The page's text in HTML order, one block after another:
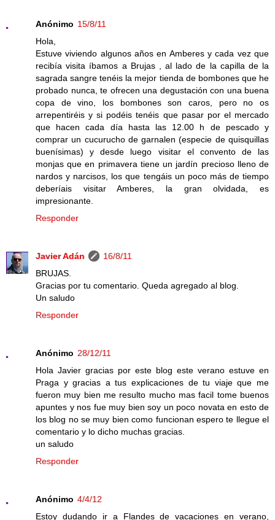
Anónimo 15/8/11
Hola,
Estuve viviendo algunos años en Amberes y cada vez que
recibía visita íbamos a Brujas , al lado de la capilla de la
sagrada sangre tenéis la mejor tienda de bombones que he
probado nunca, te ofrecen una degustación con una buena
copa de vino, los bombones son caros, pero no os
arrepentiréis y si podéis tenéis que pasar por el mercado
que hacen cada día hasta las 12.00 h de pescado y
comprar un cucurucho de garnalen (especie de quisquillas
buenísimas) y desde luego visitar el convento de las
monjas que en primavera tiene un jardín precioso lleno de
nardos y narcisos, los que tengáis un poco más de tiempo
deberíais visitar Amberes, la gran olvidada, es
impresionante.
Responder
Javier Adán
16/8/11
BRUJAS.
Gracias por tu comentario. Queda agregado al blog.
Un saludo
Responder
Anónimo 28/12/11
Hola Javier gracias por este blog este verano estuve en
Praga y gracias a tus explicaciones de tu viaje que me
fueron muy bien me resulto mucho mas facil tome buenos
apuntes y nos fue muy bien soy un poco novata en esto de
los blog no se muy bien como funcionan espero te llegue el
comentario y lo dicho muchas gracias.
un saludo
Responder
Anónimo 4/4/12
Estoy dudando ir a Flandes de vacaciones en verano,